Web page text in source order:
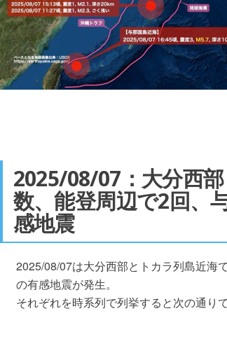
2025/08/07：大分西
数、能登周辺で2回、
感地震
2025/08/07は大分西部とトカラ列島近海
の有感地震が発生。
それぞれを時系列で列挙すると次の通り